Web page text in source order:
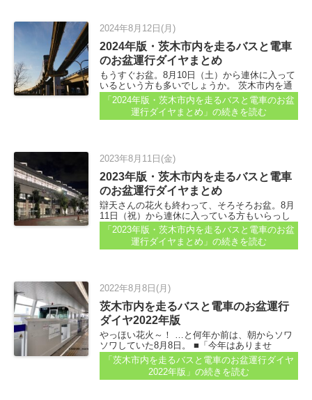
2024年8月12日(月)
2024年版・茨木市内を走るバスと電車
のお盆運行ダイヤまとめ
もうすぐお盆。8月10日（土）から連休に入って
いるという方も多いでしょうか。 茨木市内を通
るバスと電車の、お盆期間中の運行ダイヤにつ
いてチェックしてみました。 お出かけのご参考
「2024年版・茨木市内を走るバスと電車のお盆
運行ダイヤまとめ」 の続きを読む
2023年8月11日(金)
2023年版・茨木市内を走るバスと電車
のお盆運行ダイヤまとめ
辯天さんの花火も終わって、そろそろお盆。8月
11日（祝）から連休に入っている方もいらっし
ゃるかもしれませんね...
「2023年版・茨木市内を走るバスと電車のお盆
運行ダイヤまとめ」 の続きを読む
2022年8月8日(月)
茨木市内を走るバスと電車のお盆運行
ダイヤ2022年版
やっほい花火～！ …と何年か前は、朝からソワ
ソワしていた8月8日。 ■「今年はありませ
ん…」の記事（2022年6月21日公開）参照...
「茨木市内を走るバスと電車のお盆運行ダイヤ
2022年版」 の続きを読む